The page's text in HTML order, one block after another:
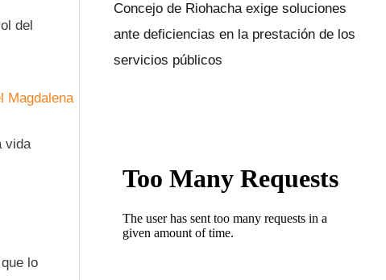
del
Magdalena
vida
lo
Concejo de Riohacha exige soluciones
ante deficiencias en la prestación de los
servicios públicos